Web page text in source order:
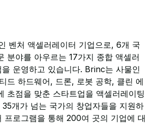
벤처 액셀러레이터 기업으로, 6개 국
분야를 아우르는 17가지 종합 액셀러
운영하고 있습니다. Brinc는 사물인
드 하드웨어, 드론, 로봇 공학, 클린 에
초점을 맞춘 스타트업을 액셀러레이팅
개가 넘는 국가의 창업자들을 지원하
프로그램을 통해 200여 곳의 기업에 대